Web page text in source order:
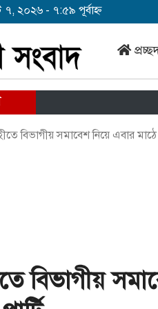
৭, ২০২৬ - ৭:৫৯ পূর্বাহ্ন
বিভাগীয় সমাবেশ নিয়ে এবার মাঠে
বিভাগীয়